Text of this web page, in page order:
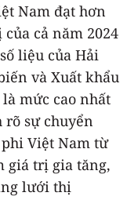
Nam đạt hơn
cả năm 2024
liệu của Hải
và Xuất khẩu
là mức cao nhất
sự chuyển
Việt Nam từ
giá trị gia tăng,
lưới thị